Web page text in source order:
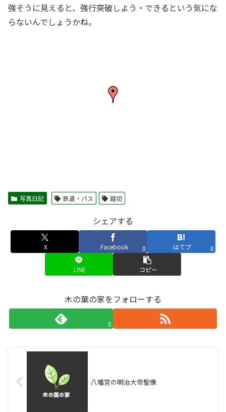
強そうに見えると、強行突破しよう・できるという気にな
らないんでしょうかね。
写真日記 鉄道・バス 踏切
シェアする
X Facebook 0 はてブ 0
LINE コピー
木の葉の家をフォローする
0
八幡宮の明治大帝聖像